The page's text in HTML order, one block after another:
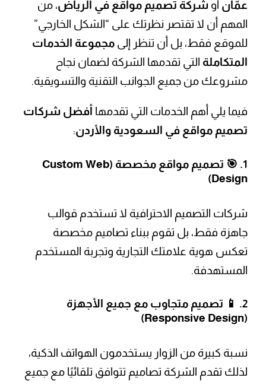
عمّان أوشركة تصميم مواقع في الرياض، من
المهم أن لا تقتصر نظرتك على “الشكل الخارجي”
للموقع فقط، بل أن تنظر إلىمجموعة الخدمات
المتكاملة التي تقدمها الشركة لضمان نجاح
مشروعك من جميع الجوانب التقنية والتسويقية.
فيما يلي أهم الخدمات التي تقدمها أفضل شركات
تصميم مواقع في السعودية والأردن:
1. 🎯
تصميم مواقع مخصصة (Custom Web
Design)
شركات التصميم الاحترافية لا تستخدم قوالب
جاهزة فقط، بل تقوم ببناء تصاميم مخصصة
تعكس هوية علامتك التجارية وتجربة المستخدم
المستهدفة.
2. 📱
تصميم متجاوب مع جميع الأجهزة
(Responsive Design)
نسبة كبيرة من الزوار يستخدمون الهواتف الذكية،
لذلك تقدم الشركة تصاميم تتوافق تلقائيًا مع جميع